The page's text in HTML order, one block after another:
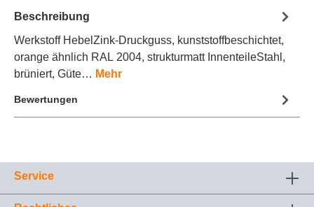
Beschreibung
Werkstoff HebelZink-Druckguss, kunststoffbeschichtet,
orange ähnlich RAL 2004, strukturmatt InnenteileStahl,
brüniert, Güte… Mehr
Bewertungen
Service